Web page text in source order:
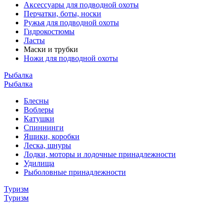
Аксессуары для подводной охоты
Перчатки, боты, носки
Ружья для подводной охоты
Гидрокостюмы
Ласты
Маски и трубки
Ножи для подводной охоты
Рыбалка
Рыбалка
Блесны
Воблеры
Катушки
Спиннинги
Ящики, коробки
Леска, шнуры
Лодки, моторы и лодочные принадлежности
Удилища
Рыболовные принадлежности
Туризм
Туризм